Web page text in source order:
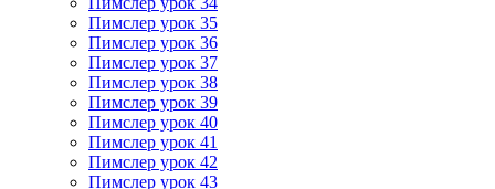
Пимслер урок 35
Пимслер урок 36
Пимслер урок 37
Пимслер урок 38
Пимслер урок 39
Пимслер урок 40
Пимслер урок 41
Пимслер урок 42
Пимслер урок 43